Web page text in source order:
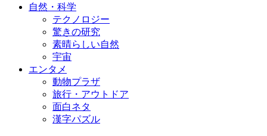
自然・科学
テクノロジー
驚きの研究
素晴らしい自然
宇宙
エンタメ
動物プラザ
旅行・アウトドア
面白ネタ
漢字パズル